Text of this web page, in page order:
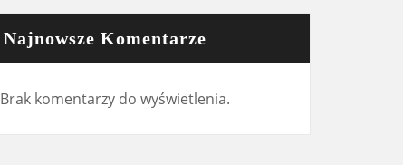
Najnowsze Komentarze
Brak komentarzy do wyświetlenia.